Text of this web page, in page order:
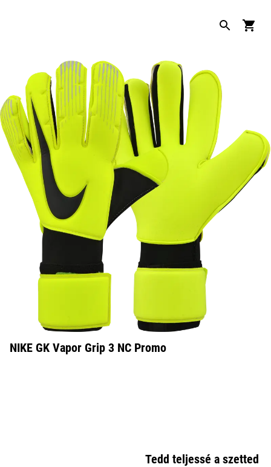
NIKE GK Vapor Grip 3 NC Promo
Tedd teljessé a szetted